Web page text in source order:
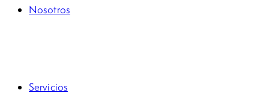
Nosotros
Servicios